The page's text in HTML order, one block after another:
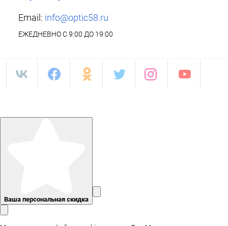
Email: info@optic58.ru
ЕЖЕДНЕВНО С 9:00 ДО 19:00
Ваша персональная скидка